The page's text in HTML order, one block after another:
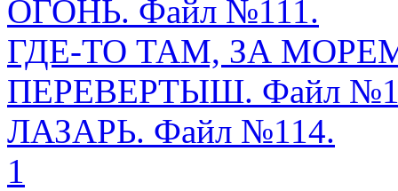
ОГОНЬ. Файл №111.
ГДЕ-ТО ТАМ, ЗА
ПЕРЕВЕРТЫШ. Файл
ЛАЗАРЬ. Файл №114.
1